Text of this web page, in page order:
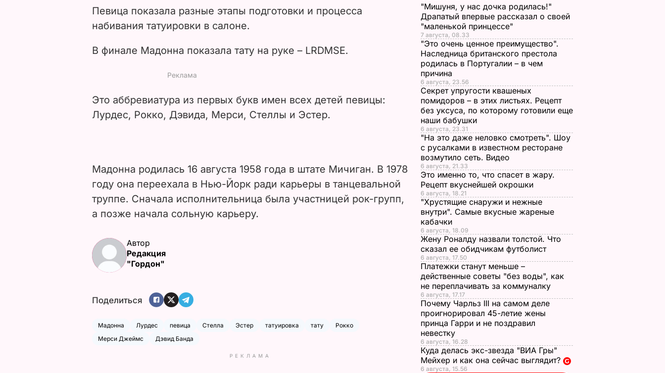
d
Певица показала разные этапы подготовки и процесса
набивания татуировки в салоне.
В финале Мадонна показала тату на руке – LRDMSE.
Это аббревиатура из первых букв имен всех детей певицы:
Лурдес, Рокко, Дэвида, Мерси, Стеллы и Эстер.
Мадонна родилась 16 августа 1958 года в штате Мичиган. В 1978
году она переехала в Нью-Йорк ради карьеры в танцевальной
труппе. Сначала исполнительница была участницей рок-групп,
а позже начала сольную карьеру.
Автор
Редакция
"Гордон"
Поделиться
Мадонна Лурдес певица Стелла Эстер татуировка тату
Рокко
Мерси Джеймс
Дэвид Банда
РЕКЛАМА
"Мишуня, у нас дочка родилась!"
Драпатый впервые рассказал о своей
"маленькой принцессе"
7 августа, 08.33
"Это очень ценное преимущество".
Наследница британского престола
родилась в Португалии – в чем
причина
6 августа, 23.56
Секрет упругости квашеных
помидоров – в этих листьях. Рецепт
без уксуса, по которому готовили еще
наши бабушки
6 августа, 23.31
"На это даже неловко смотреть". Шоу
с русалками в известном ресторане
возмутило сеть. Видео
6 августа, 21.33
Это именно то, что спасет в жару.
Рецепт вкуснейшей окрошки
6 августа, 18.21
"Хрустящие снаружи и нежные
внутри". Самые вкусные жареные
кабачки
6 августа, 18.09
Жену Роналду назвали толстой. Что
сказал ее обидчикам футболист
6 августа, 17.50
Платежки станут меньше –
действенные советы "без воды", как
не переплачивать за коммуналку
6 августа, 17.17
Почему Чарльз III на самом деле
проигнорировал 45-летие жены
принца Гарри и не поздравил
невестку
6 августа, 16.28
Куда делась экс-звезда "ВИА Гры"
Мейхер и как она сейчас выглядит?
6 августа, 15.56